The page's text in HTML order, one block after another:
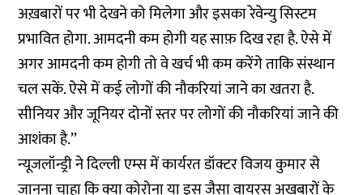
अख़बारों पर भी देखने को मिलेगा और इसका रेवेन्यु सिस्टम
प्रभावित होगा. आमदनी कम होगी यह साफ़ दिख रहा है. ऐसे में
अगर आमदनी कम होगी तो वे खर्च भी कम करेंगे ताकि संस्थान
चल सकें. ऐसे में कई लोगों की नौकरियां जाने का खतरा है.
सीनियर और जूनियर दोनों स्तर पर लोगों की नौकरियां जाने की
आशंका है.’’
न्यूजलॉन्ड्री ने दिल्ली एम्स में कार्यरत डॉक्टर विजय कुमार से
जानना चाहा कि क्या कोरोना या इस जैसा वायरस अखबारों के